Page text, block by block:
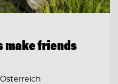
make friends